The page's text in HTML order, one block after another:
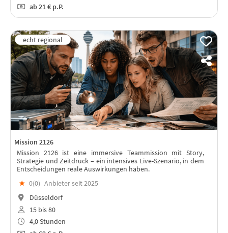
ab21 € p.P.
Mission 2126
Mission 2126 ist eine immersive Teammission mit Story,
Strategie und Zeitdruck – ein intensives Live-Szenario, in dem
Entscheidungen reale Auswirkungen haben.
★ 0(0) Anbieter seit 2025
Düsseldorf
15 bis 80
4,0 Stunden